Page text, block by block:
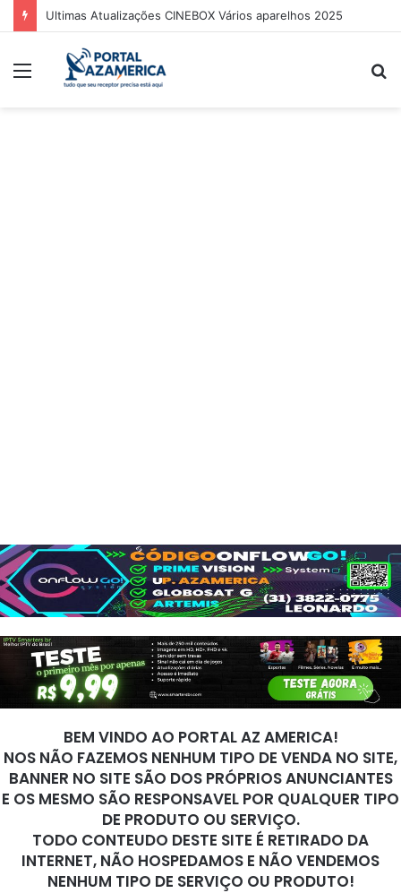
Ultimas Atualizações CINEBOX Vários aparelhos 2025
BEM VINDO AO PORTAL AZ AMERICA!
NOS NÃO FAZEMOS NENHUM TIPO DE VENDA NO SITE,
BANNER NO SITE SÃO DOS PRÓPRIOS ANUNCIANTES
E OS MESMO SÃO RESPONSAVEL POR QUALQUER TIPO
DE PRODUTO OU SERVIÇO.
TODO CONTEUDO DESTE SITE É RETIRADO DA
INTERNET, NÃO HOSPEDAMOS E NÃO VENDEMOS
NENHUM TIPO DE SERVIÇO OU PRODUTO!